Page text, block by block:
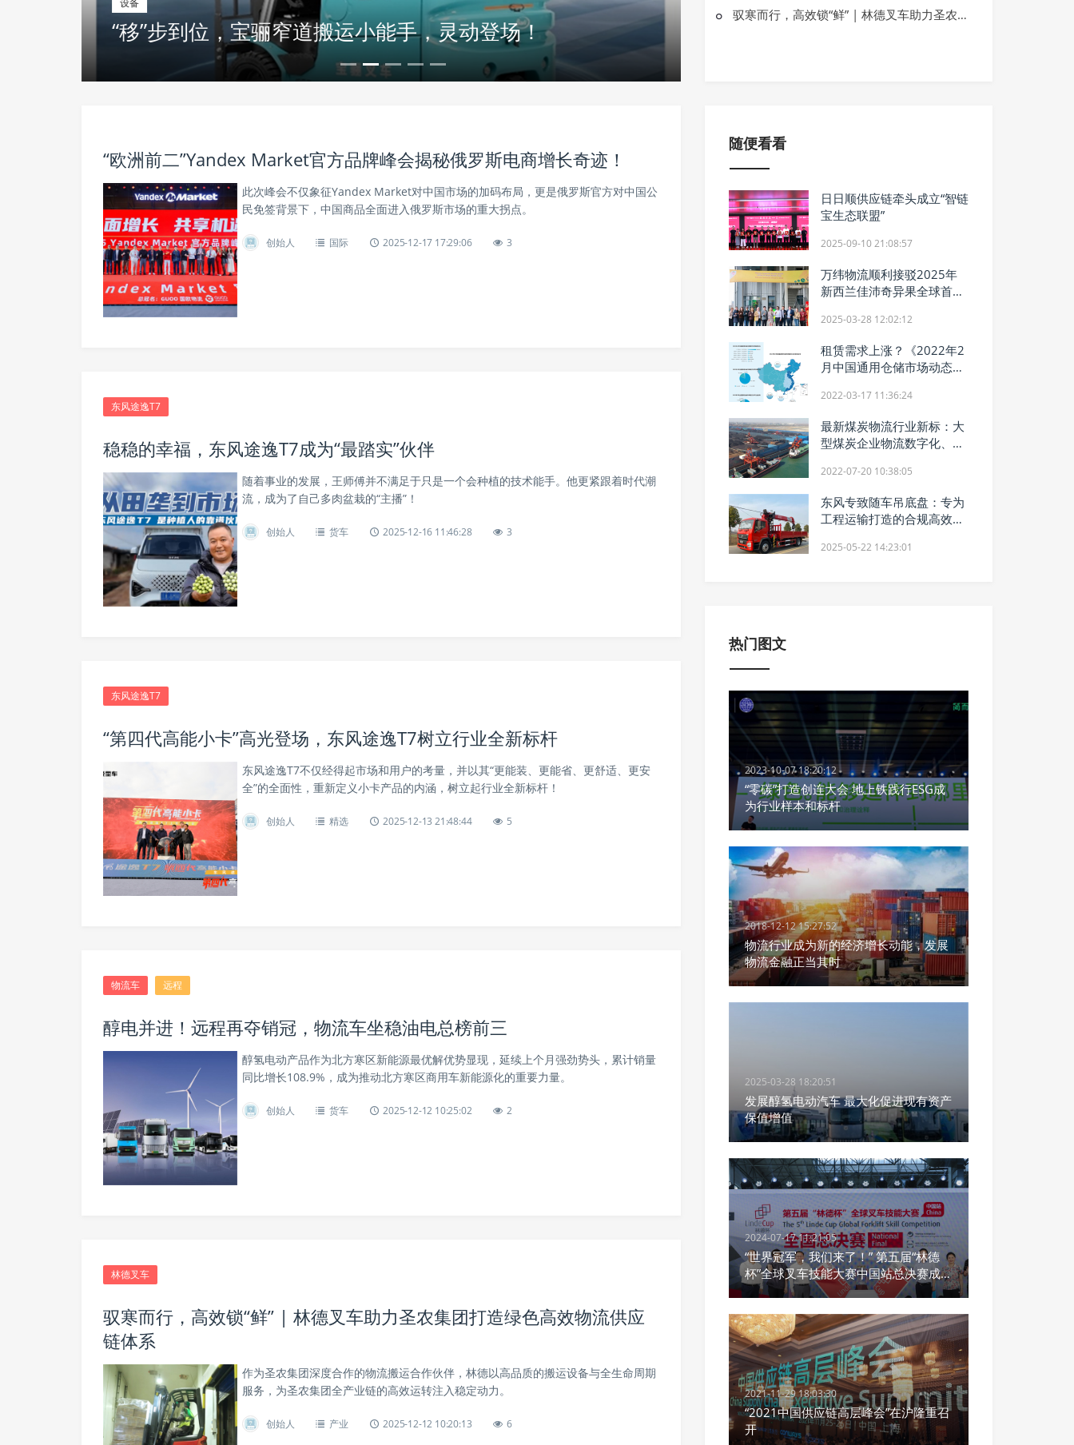
设备
“移”步到位，宝骊窄道搬运小能手，灵动登场！
月5日-7日，重庆有请！
驭寒而行，高效锁“鲜” | 林德叉车助力圣农集团打造绿色高效物流供应链体系
“欧洲前二”Yandex Market官方品牌峰会揭秘俄罗斯电商增长奇迹！
此次峰会不仅象征Yandex Market对中国市场的加码布局，更是俄罗斯官方对中国公
民免签背景下，中国商品全面进入俄罗斯市场的重大拐点。
创始人 国际 2025-12-17 17:29:06 3
东风途逸T7
稳稳的幸福，东风途逸T7成为“最踏实”伙伴
随着事业的发展，王师傅并不满足于只是一个会种植的技术能手。他更紧跟着时代潮
流，成为了自己多肉盆栽的“主播”！
创始人 货车 2025-12-16 11:46:28 3
东风途逸T7
“第四代高能小卡”高光登场，东风途逸T7树立行业全新标杆
东风途逸T7不仅经得起市场和用户的考量，并以其“更能装、更能省、更舒适、更安
全”的全面性，重新定义小卡产品的内涵，树立起行业全新标杆！
创始人 精选 2025-12-13 21:48:44 5
物流车 远程
醇电并进！远程再夺销冠，物流车坐稳油电总榜前三
醇氢电动产品作为北方寒区新能源最优解优势显现，延续上个月强劲势头，累计销量
同比增长108.9%，成为推动北方寒区商用车新能源化的重要力量。
创始人 货车 2025-12-12 10:25:02 2
林德叉车
驭寒而行，高效锁“鲜” | 林德叉车助力圣农集团打造绿色高效物流供应
链体系
作为圣农集团深度合作的物流搬运合作伙伴，林德以高品质的搬运设备与全生命周期
服务，为圣农集团全产业链的高效运转注入稳定动力。
创始人 产业 2025-12-12 10:20:13 6
随便看看
日日顺供应链牵头成立“智链
宝生态联盟”
2025-09-10 21:08:57
万纬物流顺利接驳2025年
新西兰佳沛奇异果全球首艘
2025-03-28 12:02:12
租赁需求上涨？《2022年2
月中国通用仓储市场动态报
2022-03-17 11:36:24
最新煤炭物流行业新标：大
型煤炭企业物流数字化、智
2022-07-20 10:38:05
东风专致随车吊底盘：专为
工程运输打造的合规高效解
2025-05-22 14:23:01
热门图文
2023-10-07 18:20:12
“零碳”打造创连大会 地上铁践行ESG成
为行业样本和标杆
2018-12-12 15:27:52
物流行业成为新的经济增长动能，发展
物流金融正当其时
2025-03-28 18:20:51
发展醇氢电动汽车 最大化促进现有资产
保值增值
2024-07-17 11:21:05
“世界冠军，我们来了！” 第五届“林德
杯”全球叉车技能大赛中国站总决赛成功
举办
2021-11-29 18:03:30
“2021中国供应链高层峰会”在沪隆重召
开